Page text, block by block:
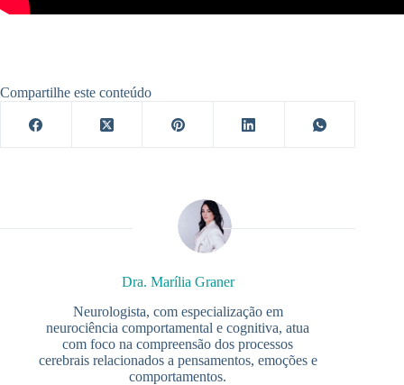
Compartilhe este conteúdo
Dra. Marília Graner
Neurologista, com especialização em
neurociência comportamental e cognitiva, atua
com foco na compreensão dos processos
cerebrais relacionados a pensamentos, emoções e
comportamentos.